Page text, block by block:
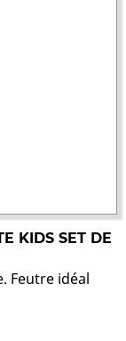
KIDS SET DE
Feutre idéal